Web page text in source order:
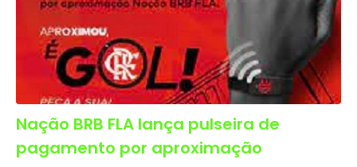
Nação BRB FLA lança pulseira de
pagamento por aproximação